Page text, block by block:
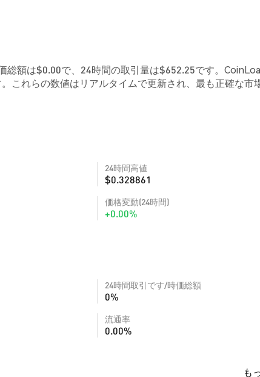
額は$0.00で、24時間の取引量は$652.25です。
これらの数値はリアルタイムで更新され、最も正確な市
24時間高値
$0.328861
価格変動(24時間)
+0.00%
24時間取引です/時価総額
0%
流通率
0.00%
も